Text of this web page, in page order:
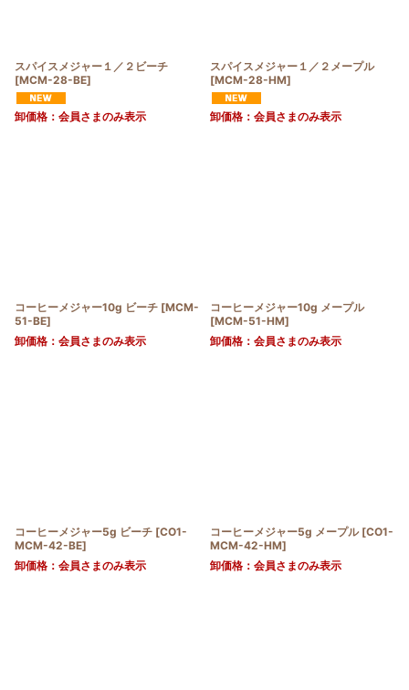
スパイスメジャー１／２ビーチ
[MCM-28-BE]
卸価格：会員さまのみ表示
スパイスメジャー１／２メープル
[MCM-28-HM]
卸価格：会員さまのみ表示
コーヒーメジャー10g ビーチ [MCM-
51-BE]
卸価格：会員さまのみ表示
コーヒーメジャー10g メープル
[MCM-51-HM]
卸価格：会員さまのみ表示
コーヒーメジャー5g ビーチ [CO1-
MCM-42-BE]
卸価格：会員さまのみ表示
コーヒーメジャー5g メープル [CO1-
MCM-42-HM]
卸価格：会員さまのみ表示